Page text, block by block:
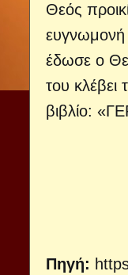
Θεός
ευγνωμονή
έδωσε ο
του κλέβει
βιβλίο:
Πηγή: